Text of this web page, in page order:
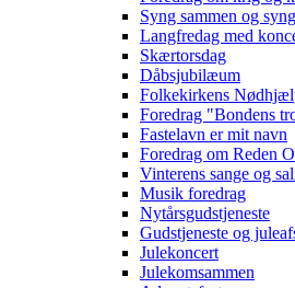
Syng sammen og
Langfredag med
Skærtorsdag
Dåbsjubilæum
Folkekirkens
Foredrag "Bondens
Fastelavn er mit navn
Foredrag om Reden
Vinterens sange og
Musik foredrag
Nytårsgudstjeneste
Gudstjeneste og
Julekoncert
Julekomsammen